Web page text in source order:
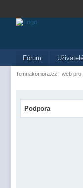
Fórum Uživatelé
Temnakomora.cz - web
Podpora